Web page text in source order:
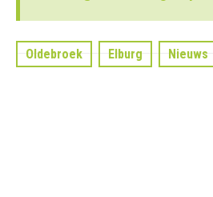
Oldebroek Elburg Nieuws